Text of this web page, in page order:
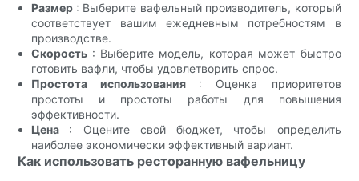
Размер : Выберите вафельный производитель, который
соответствует вашим ежедневным потребностям в
производстве.
Скорость : Выберите модель, которая может быстро
готовить вафли, чтобы удовлетворить спрос.
Простота использования : Оценка приоритетов
простоты и простоты работы для повышения
эффективности.
Цена : Оцените свой бюджет, чтобы определить
наиболее экономически эффективный вариант.
Как использовать ресторанную вафельницу